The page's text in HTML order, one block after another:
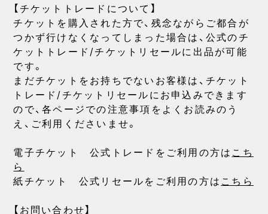
【チケットトレードについて】
チケットを購入された方で、残念ながらご都合が
つかず行けなくなってしまった場合は、公式のチ
ケットトレード/チケットリセールに出品が可能
です。
まだチケットをお持ちでないお客様は、チケット
トレード/チケットリセールにお申込みできます
ので、各ページでの注意事項をよくお読みのう
え、ご利用くださいませ。
電子チケット 公式トレードをご利用の方は こち
ら
紙チケット 公式リセールをご利用の方は こちら
【お問い合わせ】